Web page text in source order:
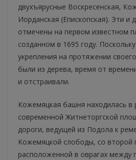
двухъярусные Воскресенская,
Иорданская (Епископская). Эти и
отмечены на первом известном
созданном в 1695 году.
укрепления на протяжении
были из дерева, время от
и отстраивали.
Кожемяцкая башня находилась в
современной Житнеторгской
дороги, ведущей из Подола к
Кожемяцкой слободы, со второй
расположенной в оврагах между